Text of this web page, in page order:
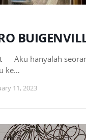
Aku hanyalah
ke…
11, 2023